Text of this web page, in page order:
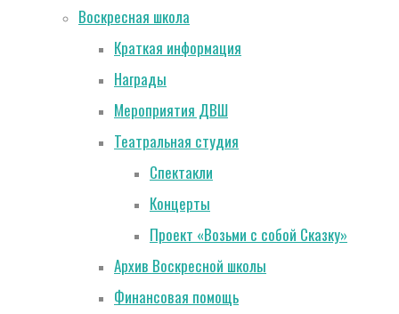
Воскресная школа
Краткая информация
Награды
Мероприятия ДВШ
Театральная студия
Спектакли
Концерты
Проект «Возьми с собой Сказку»
Архив Воскресной школы
Финансовая помощь